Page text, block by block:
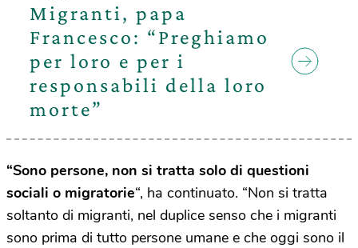
Migranti, papa
Francesco: “Preghiamo
per loro e per i
responsabili della loro
morte”
“Sono persone, non si tratta solo di questioni
sociali o migratorie“, ha continuato. “Non si tratta
soltanto di migranti, nel duplice senso che i migranti
sono prima di tutto persone umane e che oggi sono il